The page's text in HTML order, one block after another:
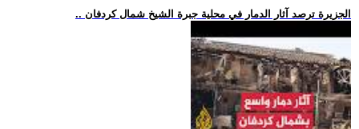
.. الجزيرة ترصد آثار الدمار في محلية جبرة الشيخ شمال كردفان